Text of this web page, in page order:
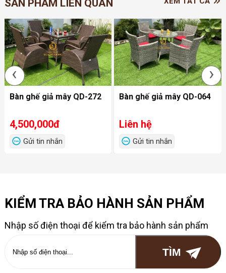
SẢN PHẨM LIÊN QUAN
Bàn ghế giả mây QD-272
4,500,000đ
Gửi tin nhắn
Bàn ghế giả mây QD-064
Liên hệ
Gửi tin nhắn
‹ ›
KIỂM TRA BẢO HÀNH SẢN PHẨM
Nhập số điện thoại để kiểm tra bảo hành sản phẩm